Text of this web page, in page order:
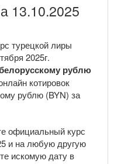
13.10.2025
турецкой лиры
2025г.
рублю
котировок
рублю (BYN) за
официальный курс
и на любую другую
искомую дату в